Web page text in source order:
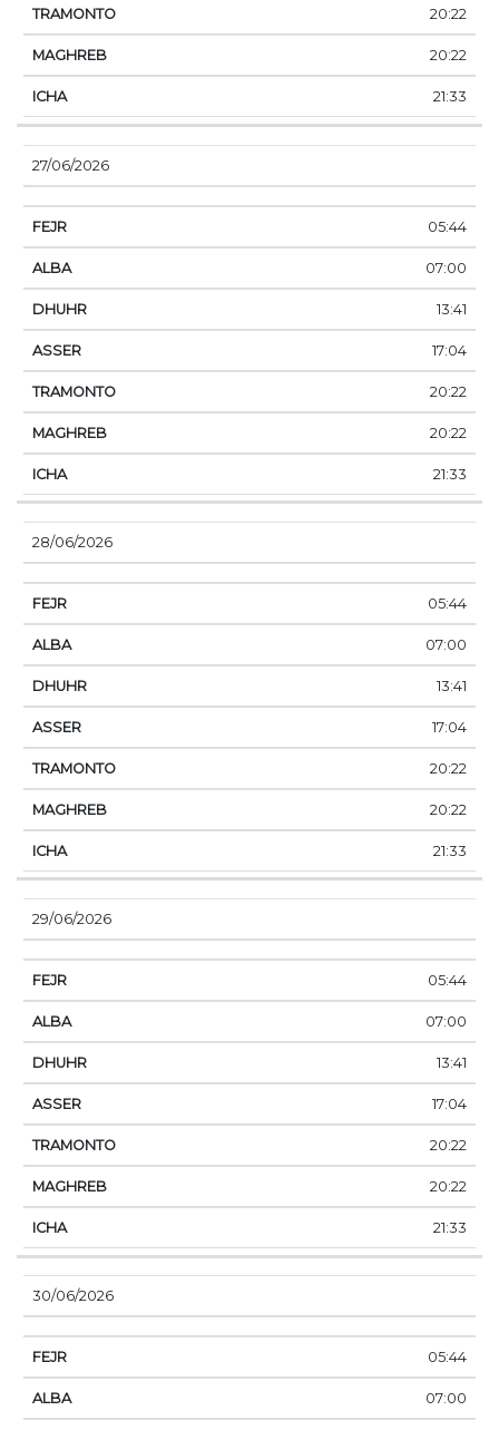
20:22
20:22
21:33
27/06/2026
05:44
07:00
13:41
17:04
20:22
20:22
21:33
28/06/2026
05:44
07:00
13:41
17:04
20:22
20:22
21:33
29/06/2026
05:44
07:00
13:41
17:04
20:22
20:22
21:33
30/06/2026
05:44
07:00